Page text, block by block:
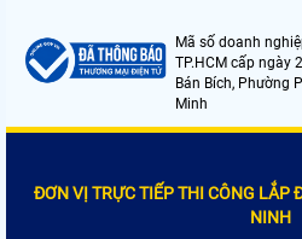
Mã số doanh
TP.HCM cấp ngày
Bán Bích, Phường
Minh
ĐƠN VỊ TRỰC TIẾP THI CÔNG LẮP
NINH